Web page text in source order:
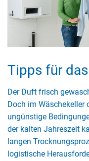
Tipps für
Der Duft frisch
Doch im Wäschekeller
ungünstige
der kalten Jahreszeit
langen
logistische